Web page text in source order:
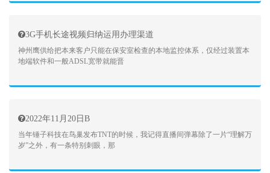
3G手机长途视频归纳运用办理渠道
神州鹰供给把本来客户只能在保安室检查的本地监控体系，仅经过装置本
地端软件和一般ADSL宽带就能晋
2022年11月20日B
当年锤子科技在鸟巢发布TNT的时候，我记得直播间弹幕除了一片“理解万
岁”之外，有一条特别刺眼，那